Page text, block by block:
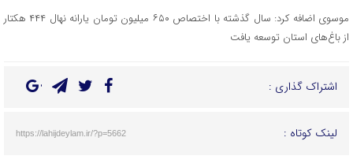
موسوی اضافه کرد: سال گذشته با اختصاص ۶۵۰ میلیون تومان یارانه نهال ۴۴۴ هکتار
از باغ‌های استان توسعه یافت
اشتراک گذاری :
لینک کوتاه : https://lahijdeylam.ir/?p=5662